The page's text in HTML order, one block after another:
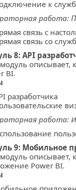
к
работа:
связь с
связь со
8: API
описывает,
BI.
разработчика
работа:
9: Мобильное
описывает,
Power BI.